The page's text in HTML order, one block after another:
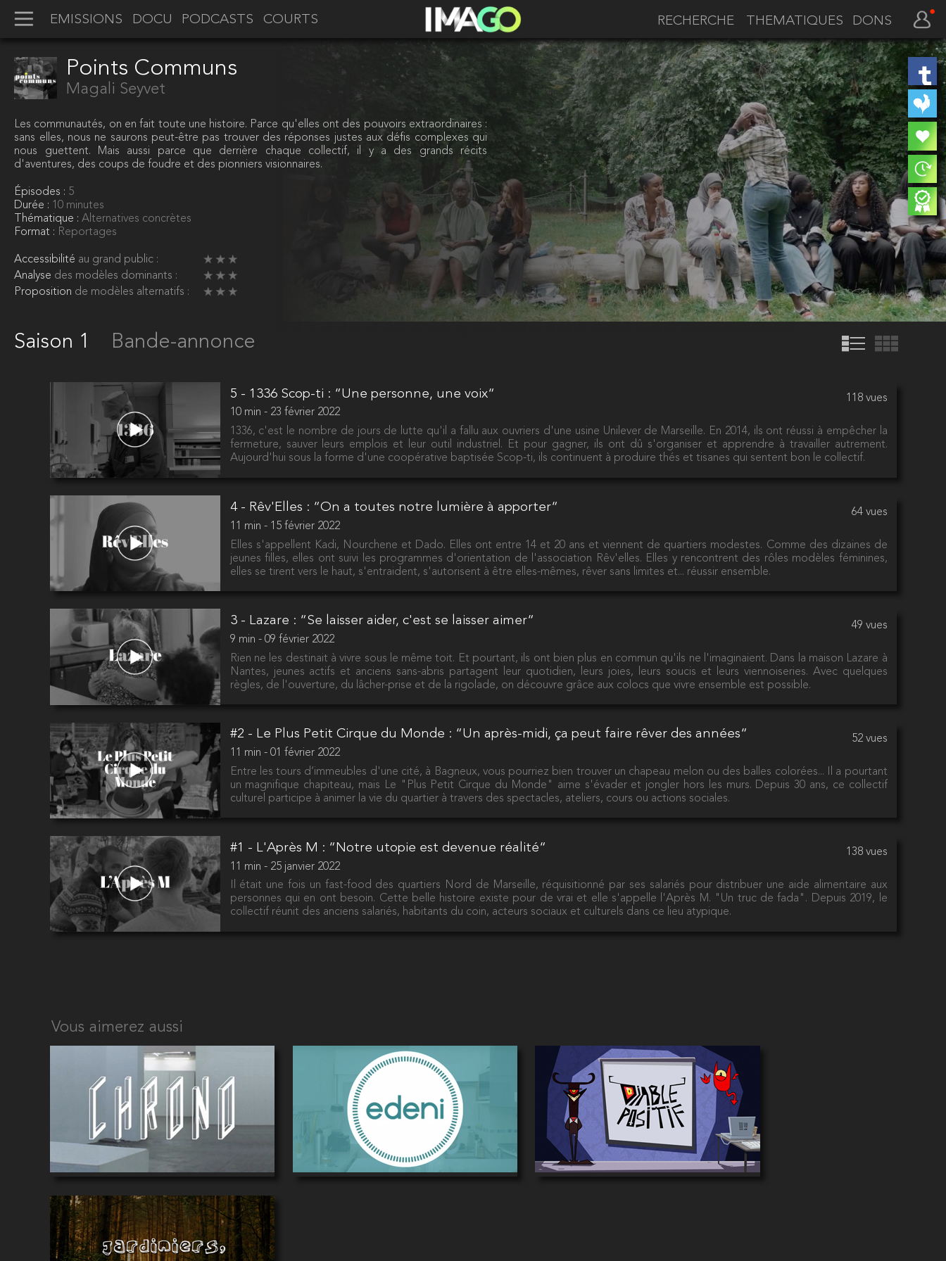
EMISSIONS DOCU PODCASTS COURTS THEMATIQUES DONS
Points Communs
Magali Seyvet
Les communautés, on en fait toute une histoire. Parce qu'elles ont des pouvoirs extraordinaires :
sans elles, nous ne saurons peut-être pas trouver des réponses justes aux défis complexes qui
nous guettent. Mais aussi parce que derrière chaque collectif, il y a des grands récits
d'aventures, des coups de foudre et des pionniers visionnaires.
Épisodes : 5
Durée : 10 minutes
Thématique :Alternatives concrètes
Format : Reportages
Accessibilité au grand public :
Analyse des modèles dominants :
Proposition de modèles alternatifs :
Saison 1 Bande-annonce
5 - 1336 Scop-ti : “Une personne, une voix“
10 min - 23 février 2022
1336, c'est le nombre de jours de lutte qu'il a fallu aux ouvriers d'une usine Unilever de Marseille. En 2014, ils ont réussi à empêcher la
fermeture, sauver leurs emplois et leur outil industriel. Et pour gagner, ils ont dû s'organiser et apprendre à travailler autrement.
Aujourd'hui sous la forme d'une coopérative baptisée Scop-ti, ils continuent à produire thés et tisanes qui sentent bon le collectif.
118 vues
4 - Rêv'Elles : “On a toutes notre lumière à apporter“
11 min - 15 février 2022
Elles s'appellent Kadi, Nourchene et Dado. Elles ont entre 14 et 20 ans et viennent de quartiers modestes. Comme des dizaines de
jeunes filles, elles ont suivi les programmes d'orientation de l'association Rêv'elles. Elles y rencontrent des rôles modèles féminines,
elles se tirent vers le haut, s'entraident, s'autorisent à être elles-mêmes, rêver sans limites et... réussir ensemble.
64 vues
3 - Lazare : “Se laisser aider, c'est se laisser aimer“
9 min - 09 février 2022
Rien ne les destinait à vivre sous le même toit. Et pourtant, ils ont bien plus en commun qu'ils ne l'imaginaient. Dans la maison Lazare à
Nantes, jeunes actifs et anciens sans-abris partagent leur quotidien, leurs joies, leurs soucis et leurs viennoiseries. Avec quelques
règles, de l'ouverture, du lâcher-prise et de la rigolade, on découvre grâce aux colocs que vivre ensemble est possible.
49 vues
#2 - Le Plus Petit Cirque du Monde : “Un après-midi, ça peut faire rêver des années“
11 min - 01 février 2022
Entre les tours d’immeubles d'une cité, à Bagneux, vous pourriez bien trouver un chapeau melon ou des balles colorées... Il a pourtant
un magnifique chapiteau, mais Le "Plus Petit Cirque du Monde" aime s'évader et jongler hors les murs. Depuis 30 ans, ce collectif
culturel participe à animer la vie du quartier à travers des spectacles, ateliers, cours ou actions sociales.
52 vues
#1 - L'Après M : “Notre utopie est devenue réalité“
11 min - 25 janvier 2022
Il était une fois un fast-food des quartiers Nord de Marseille, réquisitionné par ses salariés pour distribuer une aide alimentaire aux
personnes qui en ont besoin. Cette belle histoire existe pour de vrai et elle s'appelle l'Après M. "Un truc de fada". Depuis 2019, le
collectif réunit des anciens salariés, habitants du coin, acteurs sociaux et culturels dans ce lieu atypique.
138 vues
Vous aimerez aussi